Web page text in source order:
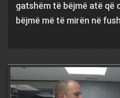
gatshëm të bëjmë atë që
bëjmë më të mirën në